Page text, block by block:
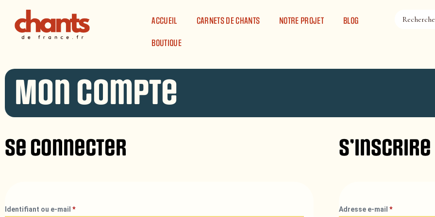
ACCUEIL
CARNETS DE CHANTS NOTRE PROJET BLOG
BOUTIQUE
Mon compte
Se connecter
Identifiant ou e-mail *
S’inscrire
Adresse e-mail*